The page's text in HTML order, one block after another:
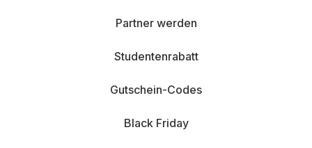
Partner werden
Studentenrabatt
Gutschein-Codes
Black Friday